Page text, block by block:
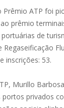
Prêmio ATP foi
prêmio
portuárias de
inscrições: 53.
Murillo
privados